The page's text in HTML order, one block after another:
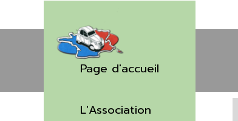
Page d'accueil
L'Association